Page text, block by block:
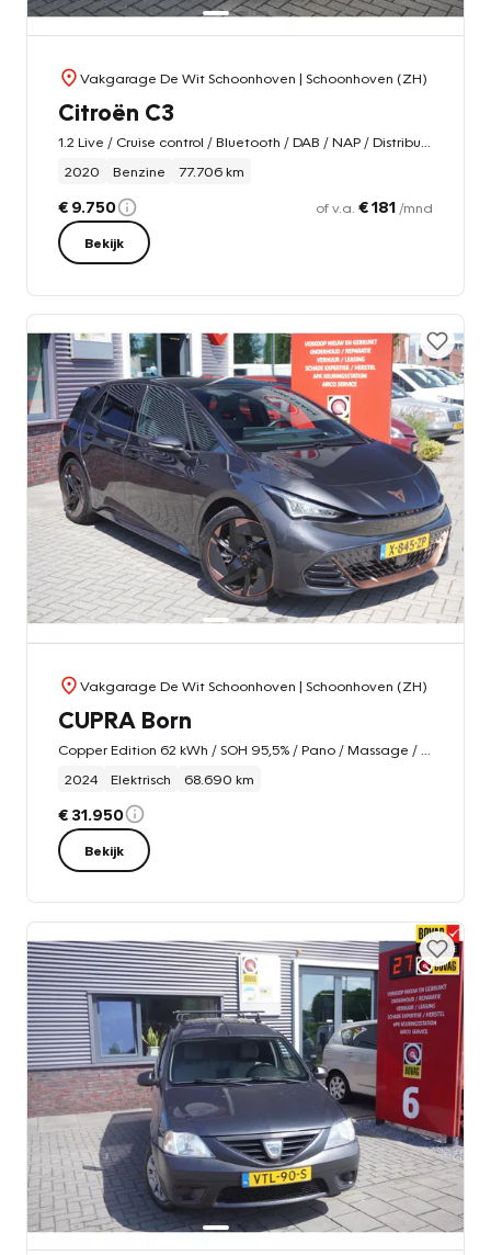
Vakgarage De Wit Schoonhoven | Schoonhoven (ZH)
Citroën C3
2020
Benzine 77.706 km
€ 9.750 of v.a. € 181 /mnd
Bekijk
Vakgarage De Wit Schoonhoven | Schoonhoven (ZH)
CUPRA Born
2024
Elektrisch 68.690 km
€ 31.950
Bekijk